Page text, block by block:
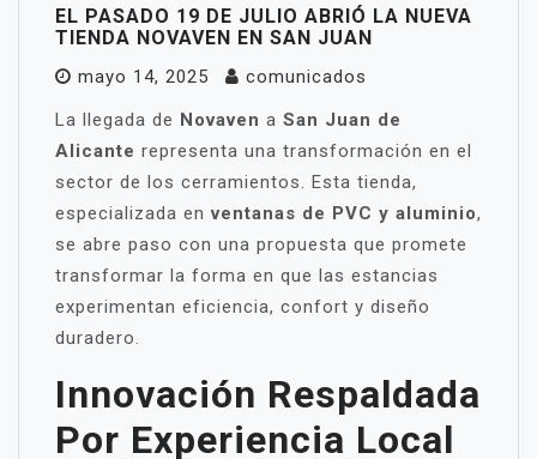
EL PASADO 19 DE JULIO ABRIÓ LA NUEVA
TIENDA NOVAVEN EN SAN JUAN
mayo 14, 2025
comunicados
La llegada de Novaven a San Juan de
Alicante representa una transformación en el
sector de los cerramientos. Esta tienda,
especializada en ventanas de PVC y aluminio,
se abre paso con una propuesta que promete
transformar la forma en que las estancias
experimentan eficiencia, confort y diseño
duradero.
Innovación Respaldada
Por Experiencia Local